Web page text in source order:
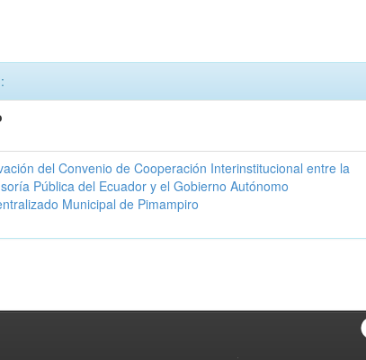
del Convenio de Cooperación Interinstitucional entre la
Pública del Ecuador y el Gobierno Autónomo
Municipal de Pimampiro